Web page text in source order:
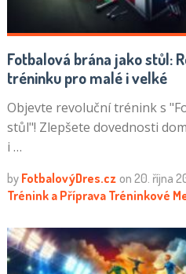
Fotbalová brána jako stůl:
tréninku pro malé i velké
Objevte revoluční trénink s
stůl"! Zlepšete dovednosti
i …
by FotbalovýDres.cz on 20. října
Trénink a Příprava Tréninkové